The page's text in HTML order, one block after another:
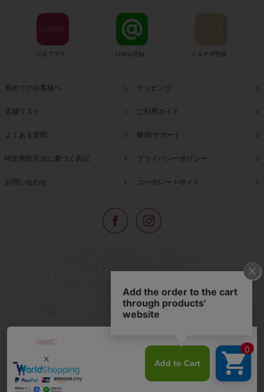
公式アプリ LINE@登録 メルマガ登録
初めてのお客様へ ラッピング
店舗リスト ご利用ガイド
よくある質問 修理/サポート
特定商取引法に基づく表記 プライバシーポリシー
お問い合わせ コーポレートサイト
イタリア、フランス、アメリカなどからインポートした
メインに、時計、バッグ、財布、小物、
レディースウェアや、ここでしか手に入らない
オリジナルアイテムなどを幅広くご用意しています。
公式通販サイトではネックレスやイヤリングをはじめとする
アビステの幅広い商品を取り揃え、
人気ランキングやテレビなどメディア着用商品、
などのサービスをご提供。
心躍るインポートアクセサリーや時計、小物などで、
お客様の日常をほんの少し豊かにし、
夢やときめきを与えられるよう願っています。
◆ギフトラッピング無料/11,000円以上のご注文で送料無料◆